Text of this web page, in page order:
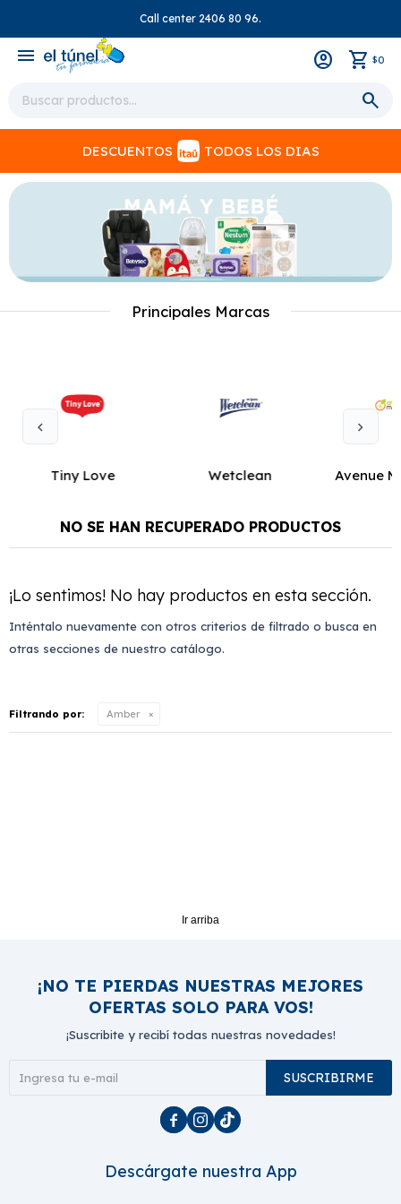
Call center 2406 80 96.
menu $0
DESCUENTOS TODOS LOS DIAS
Principales Marcas
Tiny Love Wetclean Avenue
NO SE HAN RECUPERADO PRODUCTOS
¡Lo sentimos! No hay productos en esta sección.
Inténtalo nuevamente con otros criterios de filtrado o busca en
otras secciones de nuestro catálogo.
Filtrando por: Amber
Ir arriba
¡NO TE PIERDAS NUESTRAS MEJORES
OFERTAS SOLO PARA VOS!
¡Suscribite y recibí todas nuestras novedades!
SUSCRIBIRME
  
Descárgate nuestra App
close